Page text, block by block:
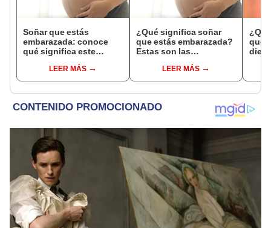
Soñar que estás
embarazada: conoce
qué significa este
LEER MÁS
¿Qué significa soñar
que estás embarazada?
Estas son las
comunesLEER MÁS
que